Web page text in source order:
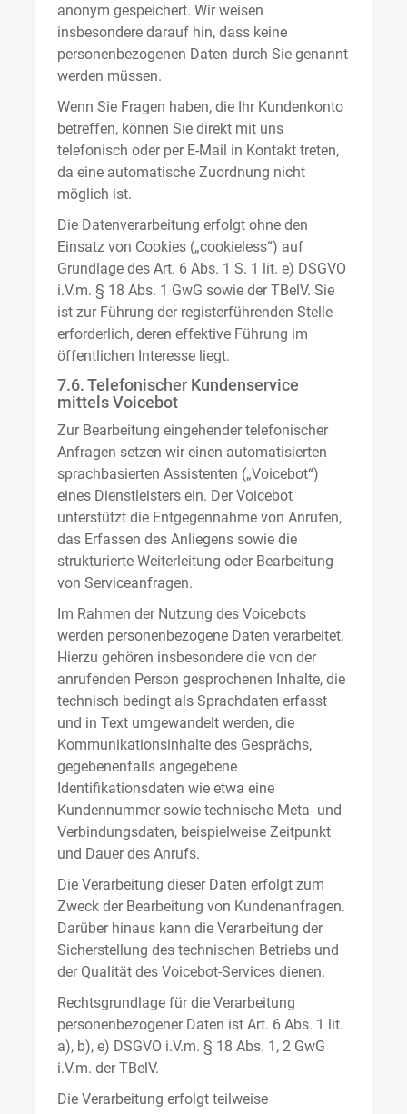
anonym gespeichert. Wir weisen
insbesondere darauf hin, dass keine
personenbezogenen Daten durch Sie genannt
werden müssen.
Wenn Sie Fragen haben, die Ihr Kundenkonto
betreffen, können Sie direkt mit uns
telefonisch oder per E-Mail in Kontakt treten,
da eine automatische Zuordnung nicht
möglich ist.
Die Datenverarbeitung erfolgt ohne den
Einsatz von Cookies („cookieless“) auf
Grundlage des Art. 6 Abs. 1 S. 1 lit. e) DSGVO
i.V.m. § 18 Abs. 1 GwG sowie der TBelV. Sie
ist zur Führung der registerführenden Stelle
erforderlich, deren effektive Führung im
öffentlichen Interesse liegt.
7.6. Telefonischer Kundenservice
mittels Voicebot
Zur Bearbeitung eingehender telefonischer
Anfragen setzen wir einen automatisierten
sprachbasierten Assistenten („Voicebot“)
eines Dienstleisters ein. Der Voicebot
unterstützt die Entgegennahme von Anrufen,
das Erfassen des Anliegens sowie die
strukturierte Weiterleitung oder Bearbeitung
von Serviceanfragen.
Im Rahmen der Nutzung des Voicebots
werden personenbezogene Daten verarbeitet.
Hierzu gehören insbesondere die von der
anrufenden Person gesprochenen Inhalte, die
technisch bedingt als Sprachdaten erfasst
und in Text umgewandelt werden, die
Kommunikationsinhalte des Gesprächs,
gegebenenfalls angegebene
Identifikationsdaten wie etwa eine
Kundennummer sowie technische Meta- und
Verbindungsdaten, beispielweise Zeitpunkt
und Dauer des Anrufs.
Die Verarbeitung dieser Daten erfolgt zum
Zweck der Bearbeitung von Kundenanfragen.
Darüber hinaus kann die Verarbeitung der
Sicherstellung des technischen Betriebs und
der Qualität des Voicebot-Services dienen.
Rechtsgrundlage für die Verarbeitung
personenbezogener Daten ist Art. 6 Abs. 1 lit.
a), b), e) DSGVO i.V.m. § 18 Abs. 1, 2 GwG
i.V.m. der TBelV.
Die Verarbeitung erfolgt teilweise